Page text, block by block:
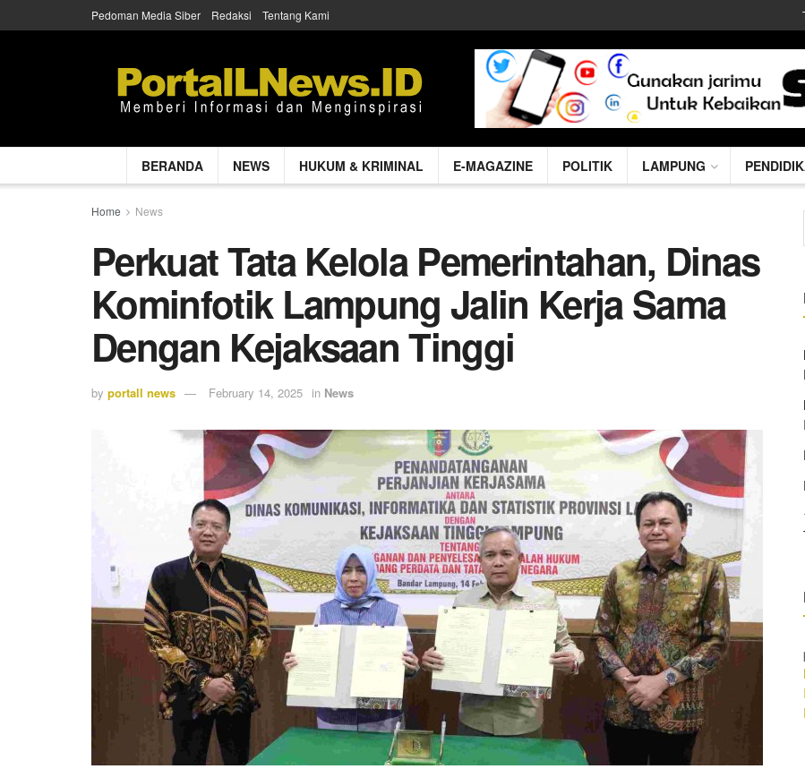
Pedoman Media Siber Redaksi Tentang Kami
BERANDA NEWS HUKUM & KRIMINAL E-MAGAZINE POLITIK LAMPUNG
Home News
Perkuat Tata Kelola Pemerintahan, Dinas
Kominfotik Lampung Jalin Kerja Sama
Dengan Kejaksaan Tinggi
by portall news February 14, 2025 in News